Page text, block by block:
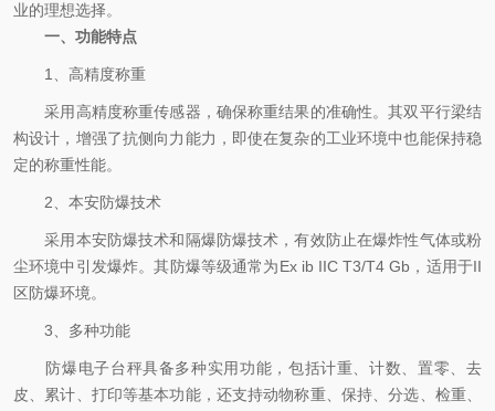
业的理想选择。
一、功能特点
1、高精度称重
采用高精度称重传感器，确保称重结果的准确性。其双平行梁结
构设计，增强了抗侧向力能力，即使在复杂的工业环境中也能保持稳
定的称重性能。
2、本安防爆技术
采用本安防爆技术和隔爆防爆技术，有效防止在爆炸性气体或粉
尘环境中引发爆炸。其防爆等级通常为Ex ib IIC T3/T4 Gb，适用于II
区防爆环境。
3、多种功能
防爆电子台秤具备多种实用功能，包括计重、计数、置零、去
皮、累计、打印等基本功能，还支持动物称重、保持、分选、检重、